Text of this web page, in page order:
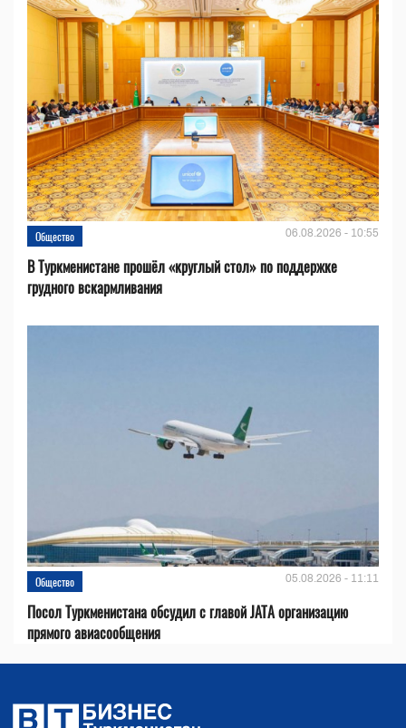
Общество 06.08.2026 - 10:55
В Туркменистане прошёл «круглый стол» по поддержке
грудного вскармливания
Общество 05.08.2026 - 11:11
Посол Туркменистана обсудил с главой JATA организацию
прямого авиасообщения